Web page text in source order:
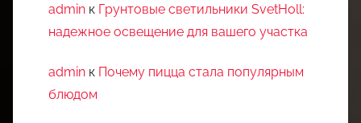
admin к Грунтовые светильники SvetHoll:
надежное освещение для вашего участка
admin к Почему пицца стала популярным
блюдом